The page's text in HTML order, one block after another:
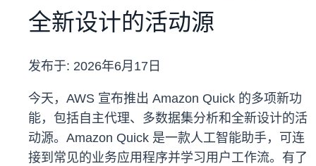
全新设计的活动源
发布于: 2026年6月17日
今天，AWS 宣布推出 Amazon Quick 的多项新功
能，包括自主代理、多数据集分析和全新设计的活
动源。Amazon Quick 是一款人工智能助手，可连
接到常见的业务应用程序并学习用户工作流。有了